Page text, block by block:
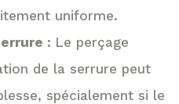
uniforme.
: Le perçage
de la serrure peut
spécialement si le